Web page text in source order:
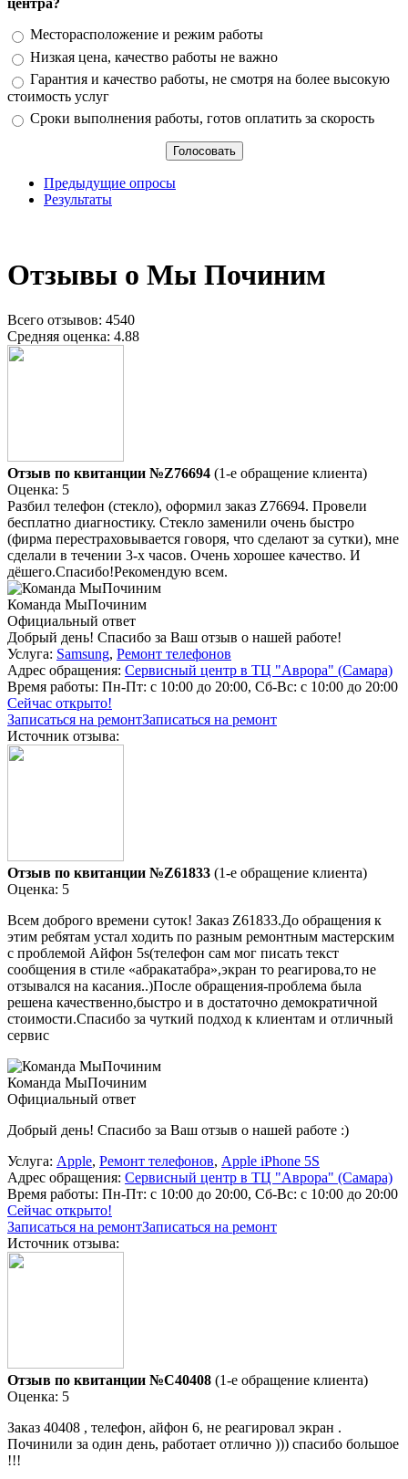
центра?
Варианты
Месторасположение и режим работы
Низкая цена, качество работы не важно
Гарантия и качество работы, не смотря на более высокую
стоимость услуг
Сроки выполнения работы, готов оплатить за скорость
Предыдущие опросы
Результаты
Отзывы о Мы Починим
Всего отзывов: 4540
Средняя оценка: 4.88
Отзыв по квитанции №Z76694 (1-е обращение клиента)
Оценка: 5
Разбил телефон (стекло), оформил заказ Z76694. Провели
бесплатно диагностику. Стекло заменили очень быстро
(фирма перестраховывается говоря, что сделают за сутки), мне
сделали в течении 3-х часов. Очень хорошее качество. И
дёшего.Спасибо!Рекомендую всем.
Команда МыПочиним
Официальный ответ
Добрый день! Спасибо за Ваш отзыв о нашей работе!
Услуга: Samsung, Ремонт телефонов
Адрес обращения: Сервисный центр в ТЦ "Аврора" (Самара)
Время работы: Пн-Пт: с 10:00 до 20:00, Сб-Вс: с 10:00 до 20:00
Сейчас открыто!
Записаться на ремонтЗаписаться на ремонт
Источник отзыва:
Отзыв по квитанции №Z61833 (1-е обращение клиента)
Оценка: 5
Всем доброго времени суток! Заказ Z61833.До обращения к
этим ребятам устал ходить по разным ремонтным мастерским
с проблемой Айфон 5s(телефон сам мог писать текст
сообщения в стиле «абракатабра»,экран то реагирова,то не
отзывался на касания..)После обращения-проблема была
решена качественно,быстро и в достаточно демократичной
стоимости.Спасибо за чуткий подход к клиентам и отличный
сервис
Команда МыПочиним
Официальный ответ
Добрый день! Спасибо за Ваш отзыв о нашей работе :)
Услуга: Apple, Ремонт телефонов, Apple iPhone 5S
Адрес обращения: Сервисный центр в ТЦ "Аврора" (Самара)
Время работы: Пн-Пт: с 10:00 до 20:00, Сб-Вс: с 10:00 до 20:00
Сейчас открыто!
Записаться на ремонтЗаписаться на ремонт
Источник отзыва:
Отзыв по квитанции №C40408 (1-е обращение клиента)
Оценка: 5
Заказ 40408 , телефон, айфон 6, не реагировал экран .
Починили за один день, работает отлично ))) спасибо большое
!!!